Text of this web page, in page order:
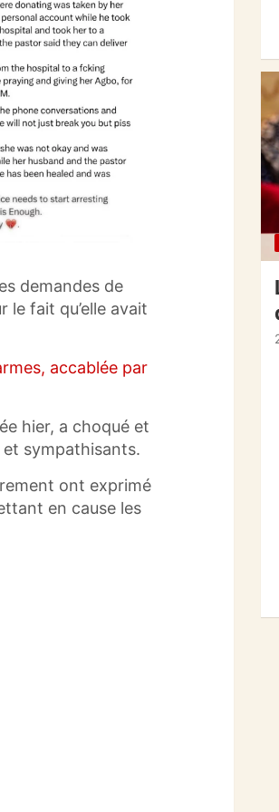
demandes de
le fait qu’elle avait
accablée par
hier, a choqué et
sympathisants.
ont exprimé
en cause les